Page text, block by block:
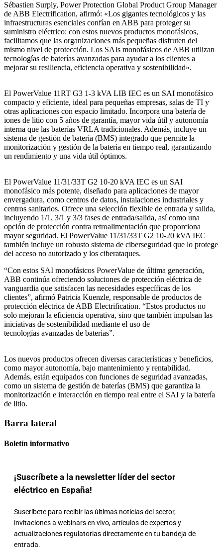
Sébastien Surply, Power Protection Global Product Group Manager
de ABB Electrification, afirmó: «Los gigantes tecnológicos y las
infraestructuras esenciales confían en ABB para proteger su
suministro eléctrico: con estos nuevos productos monofásicos,
facilitamos que las organizaciones más pequeñas disfruten del
mismo nivel de protección. Los SAIs monofásicos de ABB utilizan
tecnologías de baterías avanzadas para ayudar a los clientes a
mejorar su resiliencia, eficiencia operativa y sostenibilidad».
El PowerValue 11RT G3 1-3 kVA LIB IEC es un SAI monofásico
compacto y eficiente, ideal para pequeñas empresas, salas de TI y
otras aplicaciones con espacio limitado. Incorpora una batería de
iones de litio con 5 años de garantía, mayor vida útil y autonomía
interna que las baterías VRLA tradicionales. Además, incluye un
sistema de gestión de batería (BMS) integrado que permite la
monitorización y gestión de la batería en tiempo real, garantizando
un rendimiento y una vida útil óptimos.
El PowerValue 11/31/33T G2 10-20 kVA IEC es un SAI
monofásico más potente, diseñado para aplicaciones de mayor
envergadura, como centros de datos, instalaciones industriales y
centros sanitarios. Ofrece una selección flexible de entrada y salida,
incluyendo 1/1, 3/1 y 3/3 fases de entrada/salida, así como una
opción de protección contra retroalimentación que proporciona
mayor seguridad. El PowerValue 11/31/33T G2 10-20 kVA IEC
también incluye un robusto sistema de ciberseguridad que lo protege
del acceso no autorizado y los ciberataques.
“Con estos SAI monofásicos PowerValue de última generación,
ABB continúa ofreciendo soluciones de protección eléctrica de
vanguardia que satisfacen las necesidades específicas de los
clientes”, afirmó Patricia Kuenzle, responsable de productos de
protección eléctrica de ABB Electrification. “Estos productos no
solo mejoran la eficiencia operativa, sino que también impulsan las
iniciativas de sostenibilidad mediante el uso de
tecnologías avanzadas de baterías”.
Los nuevos productos ofrecen diversas características y beneficios,
como mayor autonomía, bajo mantenimiento y rentabilidad.
Además, están equipados con funciones de seguridad avanzadas,
como un sistema de gestión de baterías (BMS) que garantiza la
monitorización e interacción en tiempo real entre el SAI y la batería
de litio.
Barra lateral
Boletín informativo
¡Suscríbete a la newsletter líder del sector
eléctrico en España!
Suscríbete para recibir las últimas noticias del sector,
invitaciones a webinars en vivo, artículos de expertos y
actualizaciones regulatorias directamente en tu bandeja de
entrada.